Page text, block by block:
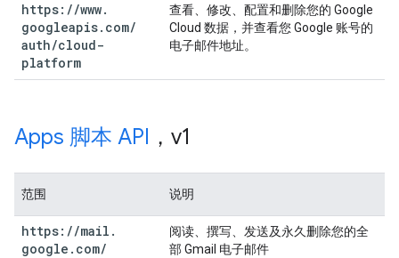
https: //www.
googleapis. com/
auth/cloud-
platform
查看、修改、配置和删除您的 Google
Cloud 数据，并查看您 Google 账号的
电子邮件地址。
Apps 脚本 API ，v1
范围 说明
https: //mail .
google . com/
阅读、撰写、发送及永久删除您的全
部 Gmail 电子邮件